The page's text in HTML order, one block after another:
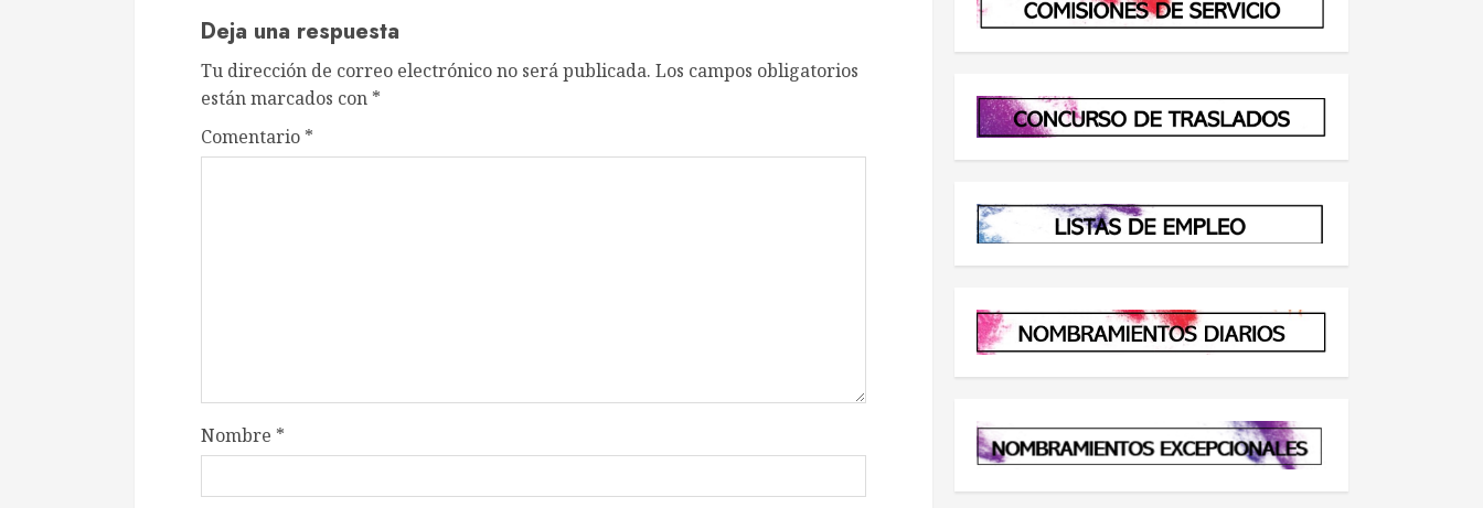
Deja una respuesta
Tu dirección de correo electrónico no será publicada. Los campos obligatorios
están marcados con *
Comentario *
Nombre *